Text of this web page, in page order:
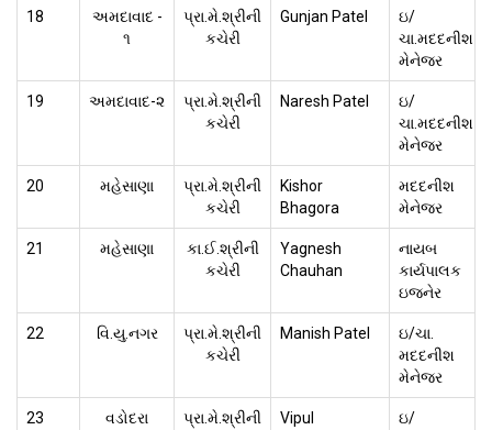
18
અમદાવાદ -
૧
પ્રા.મે.શ્રીની
કચેરી
Gunjan Patel
ઇ/
ચા.મદદનીશ
મેનેજર
19 અમદાવાદ-૨
પ્રા.મે.શ્રીની
કચેરી
Naresh Patel
ઇ/
ચા.મદદનીશ
મેનેજર
20 મહેસાણા
પ્રા.મે.શ્રીની
કચેરી
Kishor
Bhagora
મદદનીશ
મેનેજર
21 મહેસાણા
કા.ઈ.શ્રીની
કચેરી
Yagnesh
Chauhan
નાયબ
કાર્યપાલક
ઇજનેર
22 વિ.યુ.નગર
પ્રા.મે.શ્રીની
કચેરી
Manish Patel
ઇ/ચા.
મદદનીશ
મેનેજર
23 વડોદરા
પ્રા.મે.શ્રીની
Vipul
ઇ/